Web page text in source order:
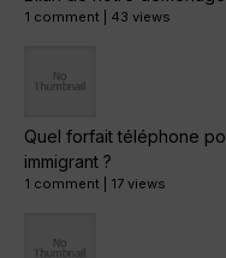
1 comment 43 views
Quel forfait téléphone
immigrant ?
1 comment 17 views